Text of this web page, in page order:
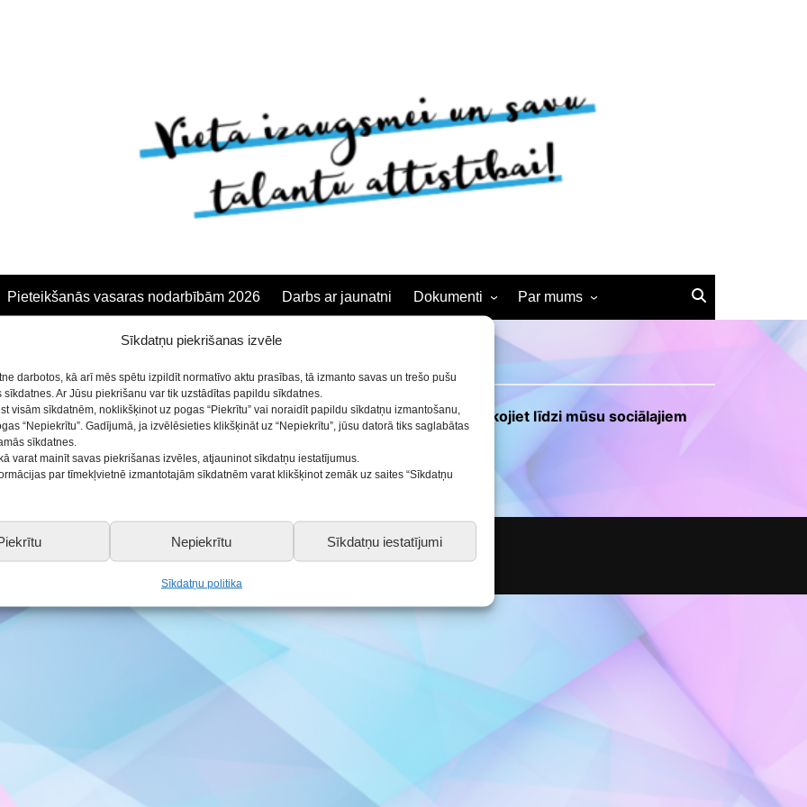
Sīkdatņu piekrišanas izvēle
darbotos, kā arī mēs spētu izpildīt normatīvo aktu prasības, tā izmanto savas un trešo pušu
Ar Jūsu piekrišanu var tik uzstādītas papildu sīkdatnes.
visām sīkdatnēm, noklikšķinot uz pogas “Piekrītu” vai noraidīt papildu sīkdatņu izmantošanu,
“Nepiekrītu”. Gadījumā, ja izvēlēsieties klikšķināt uz “Nepiekrītu”, jūsu datorā tiks saglabātas
sīkdatnes.
varat mainīt savas piekrišanas izvēles, atjauninot sīkdatņu iestatījumus.
par tīmekļvietnē izmantotajām sīkdatnēm varat klikšķinot zemāk uz saites “Sīkdatņu
Nepiekrītu Sīkdatņu iestatījumi
Sīkdatņu politika
Pieteikšanās vasaras nodarbībām 2026 Darbs ar jaunatni Dokumenti
pedagogiem
Konkursu un pasākumu
nolikumi
Par mums
Kontakti
/4-5 gadi/
skaits! Ja atbrīvosies vieta, tiks izsludināta papildus pieteikšanās! Sekojiet līdzi mūsu sociālajiem
SALDUS.LV